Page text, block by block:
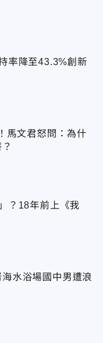
率降至43.3%創新
馬文君怒問：為什
？18年前上《我
水浴場國中男遭浪